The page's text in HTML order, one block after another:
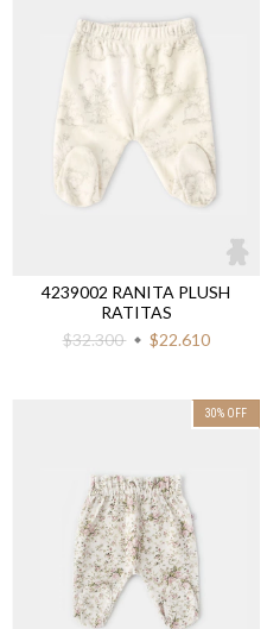
4239002 RANITA PLUSH
RATITAS
$32.300
$22.610
30% OFF